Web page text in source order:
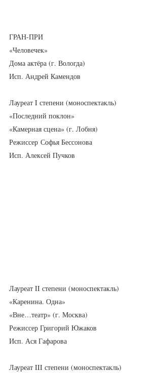
ГРАН-ПРИ
«Человечек»
Дома актёра (г. Вологда)
Исп. Андрей Камендов
Лауреат I степени (моноспектакль)
«Последний поклон»
«Камерная сцена» (г. Лобня)
Режиссер Софья Бессонова
Исп. Алексей Пучков
Лауреат II степени (моноспектакль)
«Каренина. Одна»
«Вне…театр» (г. Москва)
Режиссер Григорий Южаков
Исп. Ася Гафарова
Лауреат III степени (моноспектакль)